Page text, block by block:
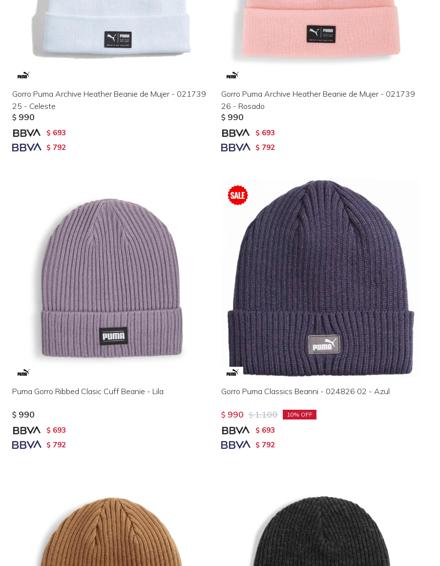
Gorro Puma Archive Heather Beanie de Mujer - 021739
25 - Celeste
$ 990
$ 693
$ 792
Gorro Puma Archive Heather Beanie de Mujer - 021739
26 - Rosado
$ 990
$ 693
$ 792
Puma Gorro Ribbed Clasic Cuff Beanie - Lila
$ 990
$ 693
$ 792
Gorro Puma Classics Beanni - 024826 02 - Azul
$ 990 $ 1.100 10
$ 693
$ 792